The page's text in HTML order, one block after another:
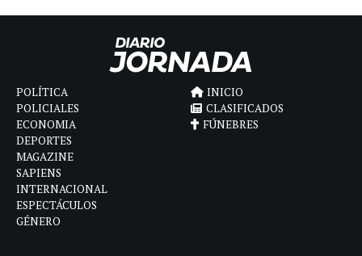
POLÍTICA
POLICIALES
ECONOMIA
DEPORTES
MAGAZINE
SAPIENS
INTERNACIONAL
ESPECTÁCULOS
GÉNERO
INICIO
CLASIFICADOS
FÚNEBRES